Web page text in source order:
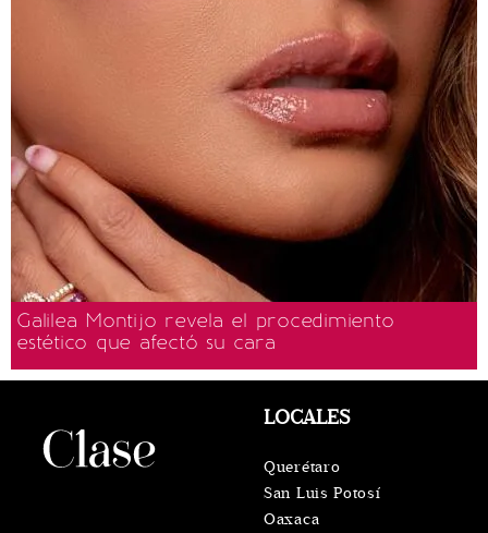
Galilea Montijo revela el procedimiento
estético que afectó su cara
LOCALES
Querétaro
San Luis Potosí
Oaxaca